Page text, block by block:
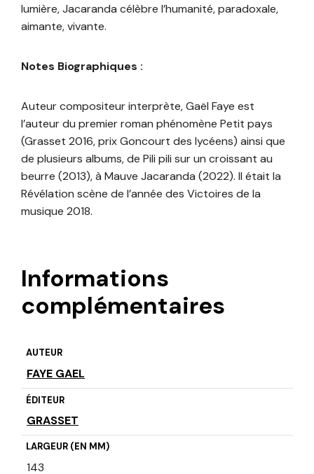
lumière, Jacaranda célèbre l’humanité, paradoxale,
aimante, vivante.
Notes Biographiques :
Auteur compositeur interprète, Gaël Faye est
l’auteur du premier roman phénomène Petit pays
(Grasset 2016, prix Goncourt des lycéens) ainsi que
de plusieurs albums, de Pili pili sur un croissant au
beurre (2013), à Mauve Jacaranda (2022). Il était la
Révélation scène de l’année des Victoires de la
musique 2018.
Informations
complémentaires
AUTEUR
FAYE GAEL
ÉDITEUR
GRASSET
LARGEUR (EN MM)
143